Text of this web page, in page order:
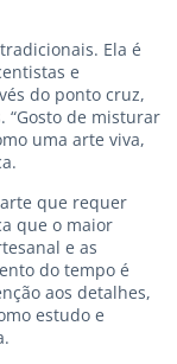
Ela é
e
do ponto cruz,
“Gosto de misturar
uma arte viva,
que requer
que o maior
e as
do tempo é
aos detalhes,
estudo e